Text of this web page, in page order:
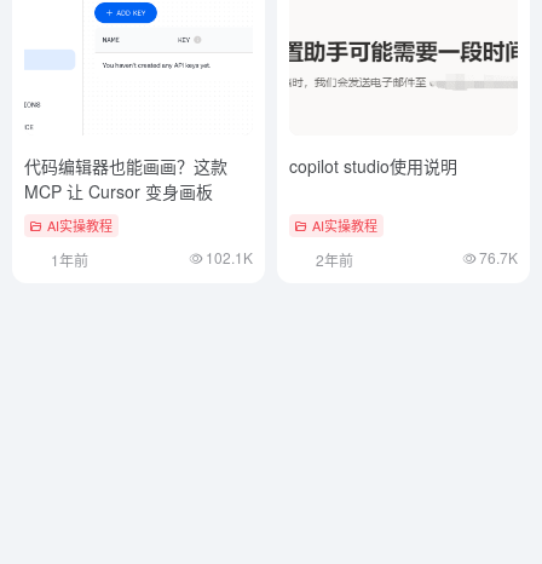
代码编辑器也能画画？这款
MCP 让 Cursor 变身画板
AI实操教程
1年前 102.1K
copilot studio使用说明
AI实操教程
2年前 76.7K